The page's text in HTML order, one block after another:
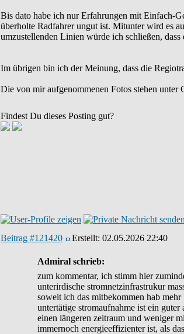
Bis dato habe ich nur Erfahrungen mit Einfach-
überholte Radfahrer ungut ist. Mitunter wird es
umzustellenden Linien würde ich schließen,
Im übrigen bin ich der Meinung, dass die
Die von mir aufgenommenen Fotos stehen
Findest Du dieses Posting gut?
Beitrag #121420 Erstellt: 02.05.2026 22:40
Admiral schrieb:
zum kommentar, ich stimm hier
unterirdische stromnetzinfrastrukur
soweit ich das mitbekommen hab
untertätige stromaufnahme ist ein
einen längeren zeitraum und weniger
immernoch energieeffizienter ist, als